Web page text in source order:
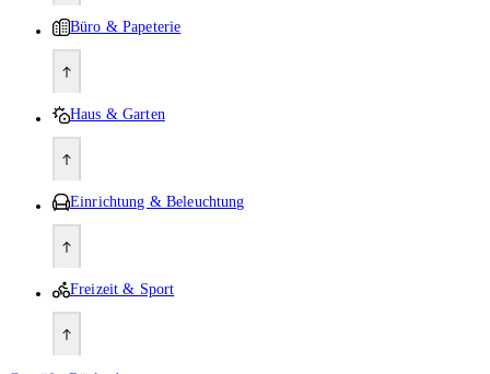
Büro & Papeterie
Haus & Garten
Einrichtung & Beleuchtung
Freizeit & Sport